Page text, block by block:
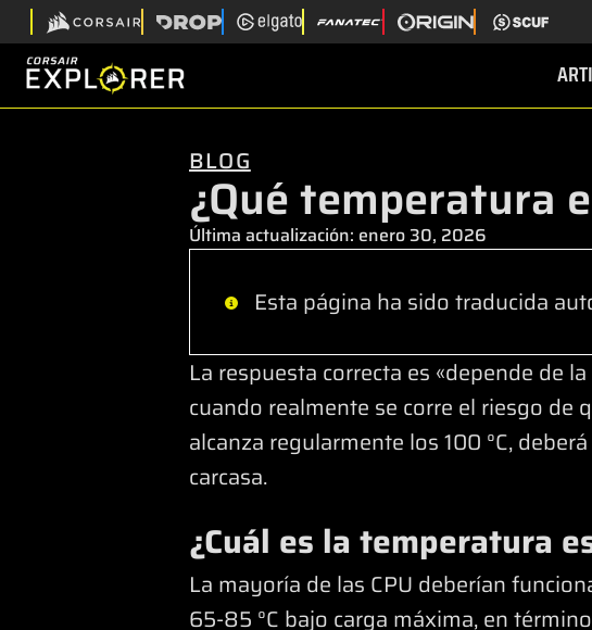
BLOG
¿Qué temperatura
Última actualización: enero 30, 2026
Esta página ha sido traducida
La respuesta correcta es «depende de
cuando realmente se corre el riesgo de
alcanza regularmente los 100 °C,
carcasa.
¿Cuál es la temperatura
La mayoría de las CPU deberían
65-85 °C bajo carga máxima, en